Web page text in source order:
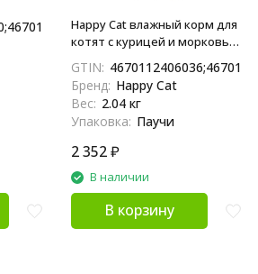
Happy Cat влажный корм для
котят с курицей и морковью
GTIN:
Бренд: Happy Cat
Вес: 2.04 кг
Упаковка: Паучи
2 352₽
В наличии
В корзину